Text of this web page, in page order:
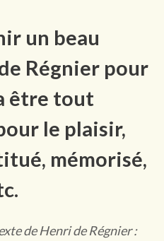
un beau
Régnier pour
être tout
le plaisir,
mémorisé,
de Henri de Régnier :